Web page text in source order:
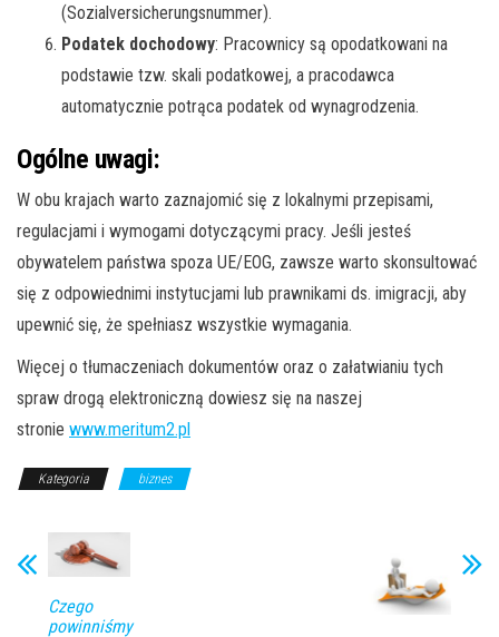
(Sozialversicherungsnummer).
Podatek dochodowy: Pracownicy są opodatkowani na
podstawie tzw. skali podatkowej, a pracodawca
automatycznie potrąca podatek od wynagrodzenia.
Ogólne uwagi:
W obu krajach warto zaznajomić się z lokalnymi przepisami,
regulacjami i wymogami dotyczącymi pracy. Jeśli jesteś
obywatelem państwa spoza UE/EOG, zawsze warto skonsultować
się z odpowiednimi instytucjami lub prawnikami ds. imigracji, aby
upewnić się, że spełniasz wszystkie wymagania.
Więcej o tłumaczeniach dokumentów oraz o załatwianiu tych
spraw drogą elektroniczną dowiesz się na naszej
stronie www.meritum2.pl
Kategoria biznes
Czego
powinniśmy